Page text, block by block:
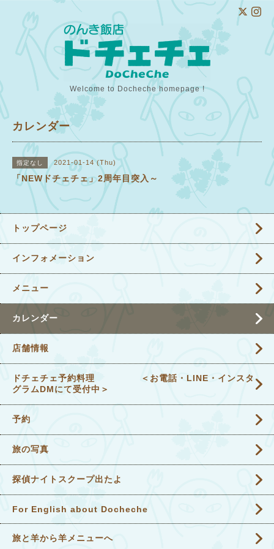
Welcome to Docheche homepage !
カレンダー
指定なし 2021-01-14 (Thu)
「NEWドチェチェ」2周年目突入～
トップページ
インフォメーション
メニュー
カレンダー
店舗情報
ドチェチェ予約料理 ＜お電話・LINE・インスタ
グラムDMにて受付中＞
予約
旅の写真
探偵ナイトスクープ出たよ
For English about Docheche
旅と羊から羊メニューへ